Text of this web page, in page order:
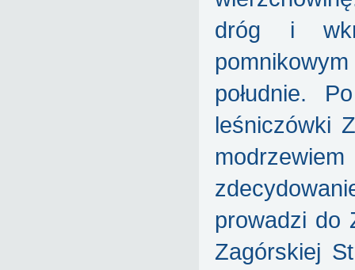
dróg i
południe.
leśniczówki
prowadzi do
Zagórskiej